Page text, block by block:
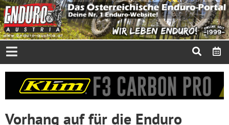
Vorhang auf für die Enduro